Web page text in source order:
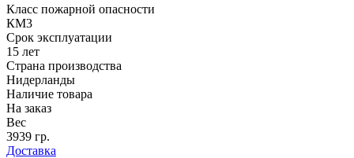
Класс пожарной опасности
КМ3
Срок эксплуатации
15 лет
Страна производства
Нидерланды
Наличие товара
На заказ
Вес
3939 гр.
Доставка